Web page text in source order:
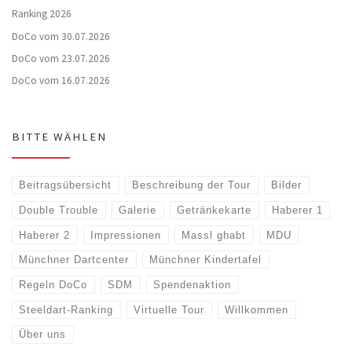
Ranking 2026
DoCo vom 30.07.2026
DoCo vom 23.07.2026
DoCo vom 16.07.2026
BITTE WÄHLEN
Beitragsübersicht Beschreibung der Tour Bilder
Double Trouble Galerie Getränkekarte Haberer 1
Haberer 2 Impressionen Massl ghabt MDU
Münchner Dartcenter Münchner Kindertafel
Regeln DoCo SDM Spendenaktion
Steeldart-Ranking Virtuelle Tour Willkommen
Über uns